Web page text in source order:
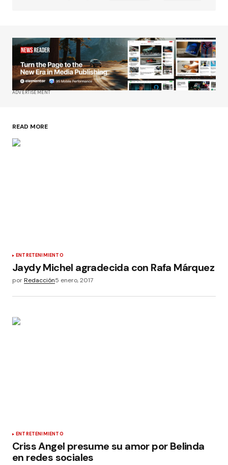
ADVERTISEMENT
READ MORE
ENTRETENIMIENTO
Jaydy Michel agradecida con Rafa Márquez
porRedacción5 enero, 2017
ENTRETENIMIENTO
Criss Angel presume su amor por Belinda
en redes sociales